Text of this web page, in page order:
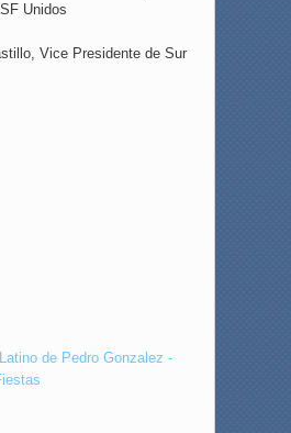
Unidos
Vice Presidente de Sur
de Pedro Gonzalez -